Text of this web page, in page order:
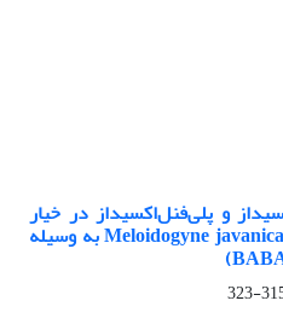
و پلی‌فنل‌اکسیداز در خیار
آلوده به نماتد مولد گره ریشه Meloidogyne javanica به وسیله
315-